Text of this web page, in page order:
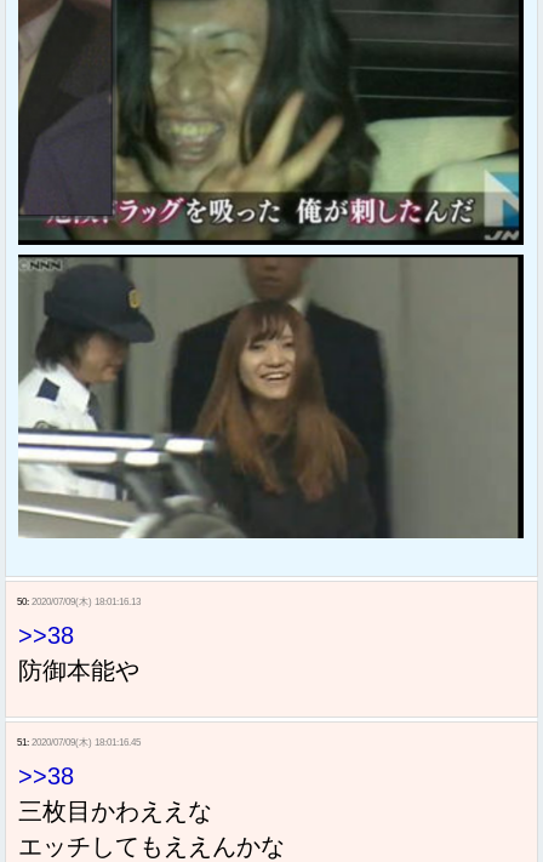
50: 2020/07/09(木) 18:01:16.13
>>38
防御本能や
51: 2020/07/09(木) 18:01:16.45
>>38
三枚目かわええな
エッチしてもええんかな